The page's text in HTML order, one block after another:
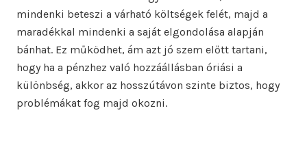
mindenki beteszi a várható költségek felét, majd a
maradékkal mindenki a saját elgondolása alapján
bánhat. Ez működhet, ám azt jó szem előtt tartani,
hogy ha a pénzhez való hozzáállásban óriási a
különbség, akkor az hosszútávon szinte biztos, hogy
problémákat fog majd okozni.